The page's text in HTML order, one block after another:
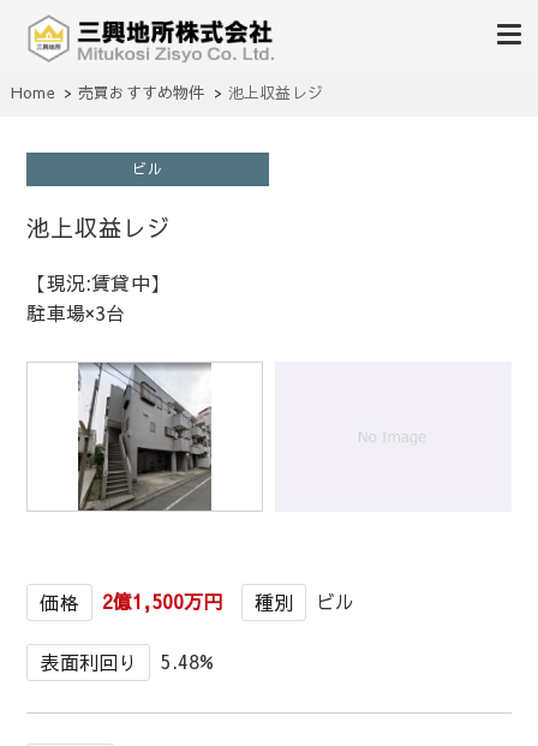
三興地所株式会社
不動産の売買、賃貸、仲介、管理
Home 売買おすすめ物件 池上収益レジ
ビル
池上収益レジ
【現況:賃貸中】
駐車場×3台
1/
価格 2億1,500万円 種別 ビル
表面利回り 5.48%